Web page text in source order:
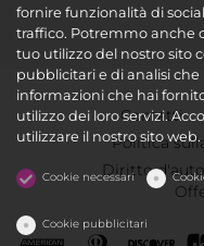
Contatti
Politica
Diritto
fornire funzionalità di
traffico. Potremmo anche
tuo utilizzo del nostro sito
pubblicitari e di analisi
informazioni che hai
utilizzo dei loro servizi.
utilizzare il nostro sito web.
Cookie necessari
Cookie pubblicitari